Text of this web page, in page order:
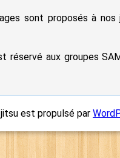
sont proposés à
réservé aux groupes
est propulsé par